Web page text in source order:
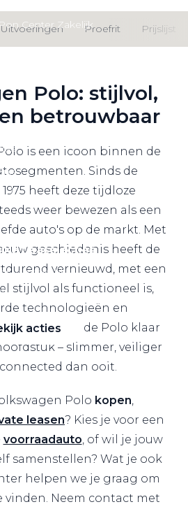
Center Zakelijk
Lease acties
van zakelijk
acties
Uitvoeringen Proefrit Prijslijst
Polo: stijlvol,
betrouwbaar
is een icoon binnen de
Sinds de
heeft deze tijdloze
weer bewezen als een
auto's op de markt. Met
geschiedenis heeft de
vernieuwd, met een
stijlvol als functioneel is,
technologieën en
Nu is de Polo klaar
– slimmer, veiliger
dan ooit.
Polo kopen,
leasen? Kies je voor een
voorraadauto, of wil je jouw
samenstellen? Wat je ook
helpen we je graag om
vinden. Neem contact met